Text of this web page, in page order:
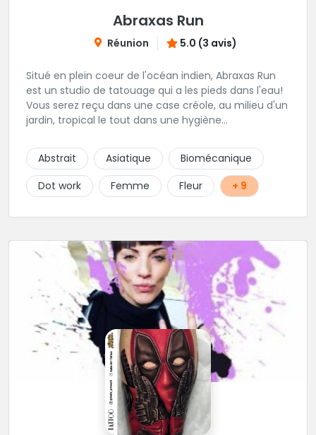
Abraxas Run
Réunion 5.0 (3 avis)
Situé en plein coeur de l'océan indien, Abraxas Run
est un studio de tatouage qui a les pieds dans l'eau!
Vous serez reçu dans une case créole, au milieu d'un
jardin, tropical le tout dans une hygiène
choix de bijoux et uniquement dans des matières
biocompatibles! Vous le trouverez à Saint-Gilles les
Bains...les doigts de pieds en éventail...
Abstrait Asiatique
Biomécanique
Dot work
Femme Fleur + 9